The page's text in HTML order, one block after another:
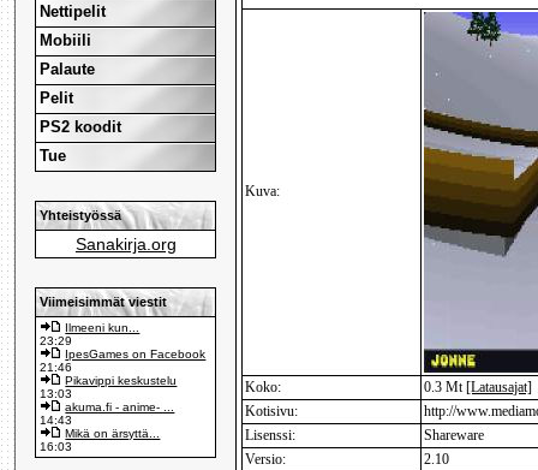
Nettipelit
Mobiili
Palaute
Pelit
PS2 koodit
Tue
Yhteistyössä
Sanakirja.org
Viimeisimmät viestit
Ilmeeni kun...
23:29
IpesGames on Facebook
21:46
Pikavippi keskustelu
13:03
akuma.fi - anime- ...
14:43
Mikä on ärsyttä...
16:03
Kuva:
Koko: 0.3 Mt [Latausajat]
Kotisivu:
http://
Lisenssi:
Shareware
Versio:
2.10